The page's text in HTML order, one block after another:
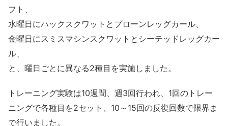
フト、
水曜日にハックスクワットとプローンレッグカール、
金曜日にスミスマシンスクワットとシーテッドレッグカー
ル、
と、曜日ごとに異なる2種目を実施しました。
トレーニング実験は10週間、週3回行われ、1回のトレー
ニングで各種目を2セット、10～15回の反復回数で限界ま
で行いました。